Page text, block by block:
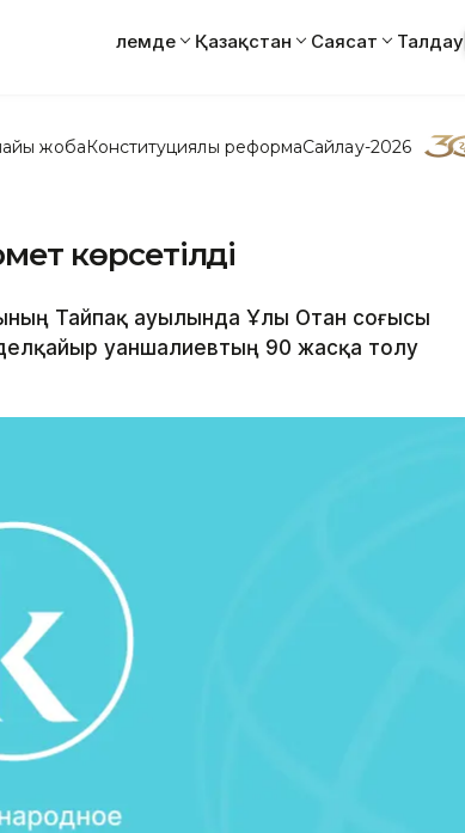
Әлемде Қазақстан Саясат Талдау
жобаКонституциялық реформаСайлау-2026
көрсетілді
Тайпақ ауылында Ұлы Отан соғысы
Қуаншалиевтың 90 жасқа толу